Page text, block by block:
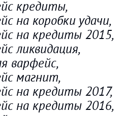
кредиты,
на коробки удачи,
на кредиты 2015,
ликвидация,
варфейс,
магнит,
на кредиты 2017,
на кредиты 2016,